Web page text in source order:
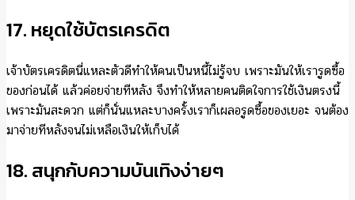
17. หยุดใช้บัตรเครดิต
เจ้าบัตรเครดิตนี่แหละตัวดีทำให้คนเป็นหนี้ไม่รู้จบ เพราะมันให้เรารูดซื้อ
ของก่อนได้ แล้วค่อยจ่ายทีหลัง จึงทำให้หลายคนติดใจการใช้เงินตรงนี้
เพราะมันสะดวก แต่ก็นั่นแหละบางครั้งเราก็เผลอรูดซื้อของเยอะ จนต้อง
มาจ่ายทีหลังจนไม่เหลือเงินให้เก็บได้
18. สนุกกับความบันเทิงง่ายๆ